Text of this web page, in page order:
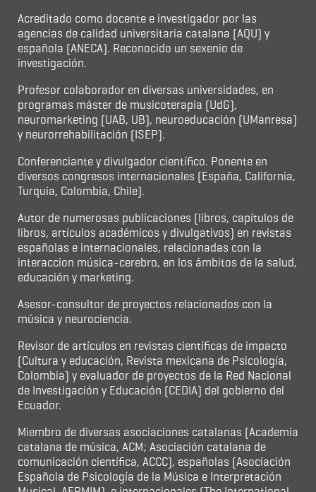
Acreditado como docente e investigador por las
agencias de calidad universitaria catalana (AQU) y
española (ANECA). Reconocido un sexenio de
investigación.
Profesor colaborador en diversas universidades, en
programas máster de musicoterapia (UdG),
neuromarketing (UAB, UB), neuroeducación (UManresa)
y neurorrehabilitación (ISEP).
Conferenciante y divulgador científico. Ponente en
diversos congresos internacionales (España, California,
Turquia, Colombia, Chile).
Autor de numerosas publicaciones (libros, capítulos de
libros, artículos académicos y divulgativos) en revistas
españolas e internacionales, relacionadas con la
interaccion música-cerebro, en los ámbitos de la salud,
educación y marketing.
Asesor-consultor de proyectos relacionados con la
música y neurociencia.
Revisor de artículos en revistas científicas de impacto
(Cultura y educación, Revista mexicana de Psicología,
Colombia) y evaluador de proyectos de la Red Nacional
de Investigación y Educación (CEDIA) del gobierno del
Ecuador.
Miembro de diversas asociaciones catalanas (Academia
catalana de música, ACM; Asociación catalana de
comunicación científica, ACCC), españolas (Asociación
Española de Psicología de la Música e Interpretación